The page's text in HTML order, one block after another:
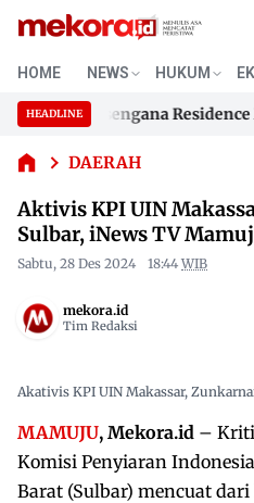
HOME NEWS HUKUM
HEADLINE
Samusengana Residence
Samusengana Residence
DAERAH
KPI UIN
Soroti
KPID
iNews TV
Mamuju
Cerminan
Aktivis KPI UIN
Sulbar, iNews TV
Sabtu, 28 Des 2024 18:44 WIB
mekora.id
Tim Redaksi
Akativis KPI UIN Makassar,
MAMUJU, Mekora.id –
Komisi Penyiaran
Barat (Sulbar) mencuat